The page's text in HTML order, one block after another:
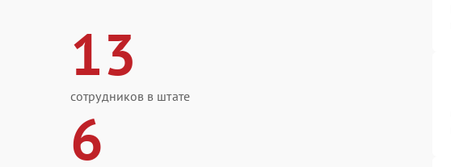
13
сотрудников в штате
6